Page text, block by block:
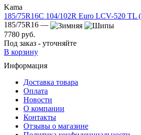
Kama
185/75R16C 104/102R Euro LCV-520 TL
185/75R16 —
7780 руб.
Под заказ - уточняйте
В корзину
Информация
Доставка товара
Оплата
Новости
О компании
Контакты
Отзывы о магазине